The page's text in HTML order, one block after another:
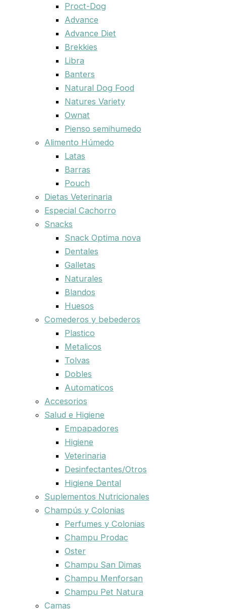
Proct-Dog
Advance
Advance Diet
Brekkies
Libra
Banters
Natural Dog Food
Natures Variety
Ownat
Pienso semihumedo
Alimento Húmedo
Latas
Barras
Pouch
Dietas Veterinaria
Especial Cachorro
Snacks
Snack Optima nova
Dentales
Galletas
Naturales
Blandos
Huesos
Comederos y bebederos
Plastico
Metalicos
Tolvas
Dobles
Automaticos
Accesorios
Salud e Higiene
Empapadores
Higiene
Veterinaria
Desinfectantes/Otros
Higiene Dental
Suplementos Nutricionales
Champús y Colonias
Perfumes y Colonias
Champu Prodac
Oster
Champu San Dimas
Champu Menforsan
Champu Pet Natura
Camas